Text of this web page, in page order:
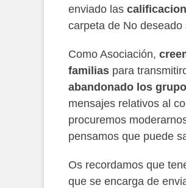
enviado las
carpeta de No
Como Asociación,
familias para
abandonado los
mensajes relativos al
procuremos
pensamos que puede
Os recordamos que
que se encarga de